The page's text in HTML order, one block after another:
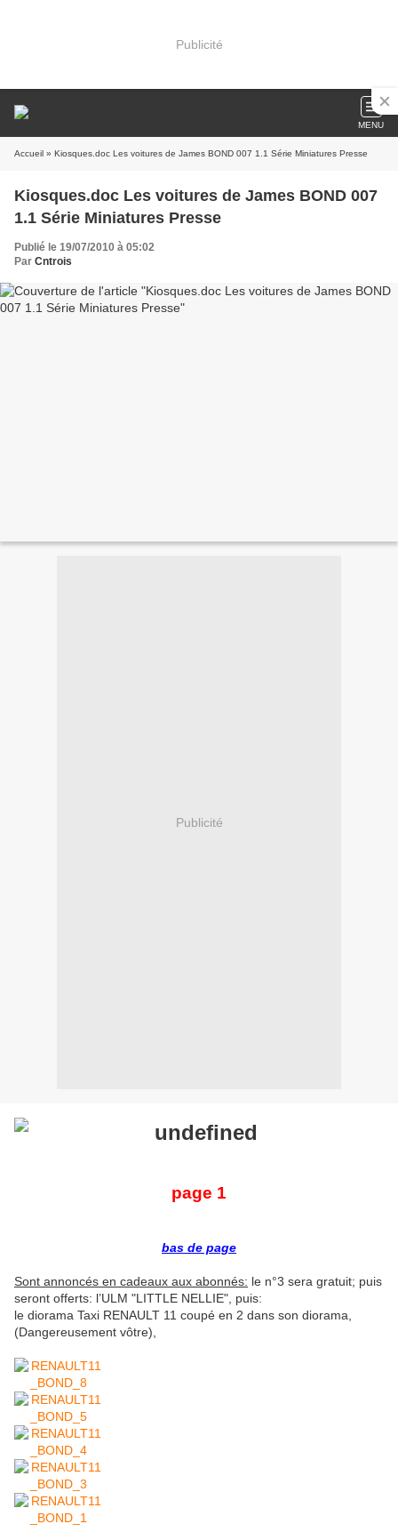
Publicité
MENU
Accueil » Kiosques.doc Les voitures de James BOND 007 1.1 Série Miniatures Presse
Kiosques.doc Les voitures de James BOND 007
1.1 Série Miniatures Presse
Publié le 19/07/2010 à 05:02
Par Cntrois
Publicité
page 1
bas de page
Sont annoncés en cadeaux aux abonnés: le n°3 sera gratuit; puis
seront offerts: l’ULM "LITTLE NELLIE", puis:
le diorama Taxi RENAULT 11 coupé en 2 dans son diorama,
(Dangereusement vôtre),